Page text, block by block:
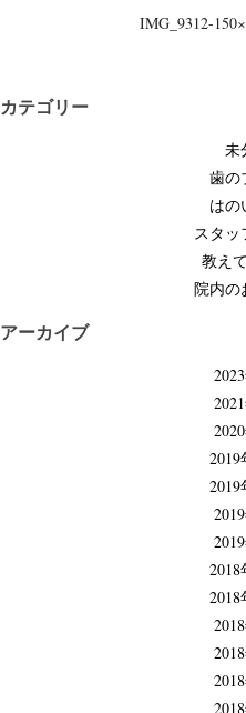
ビ
IMG_9312-
カテゴリー
未
歯の
はの
スタッ
教え
院内の
アーカイブ
2019
2019
2018
2018